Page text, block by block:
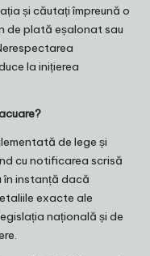
și căutați împreună o
de plată eșalonat sau
la inițierea
de lege și
cu notificarea scrisă
în instanță dacă
exacte ale
națională și de